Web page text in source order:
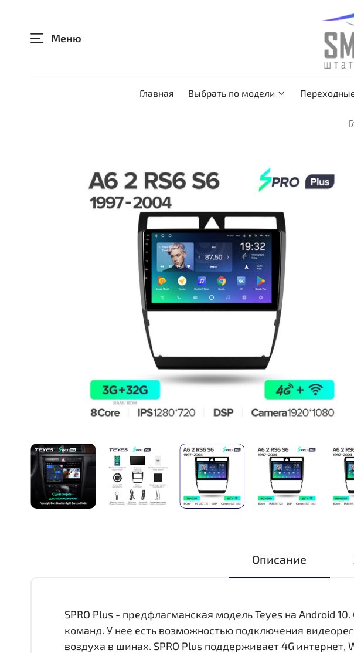
Меню
Главная Выбрать по модели
Описание
SPRO Plus - предфлагманская модель Teyes на Android
команд. У нее есть возможностью подключения
воздуха в шинах. SPRO Plus поддерживает 4G